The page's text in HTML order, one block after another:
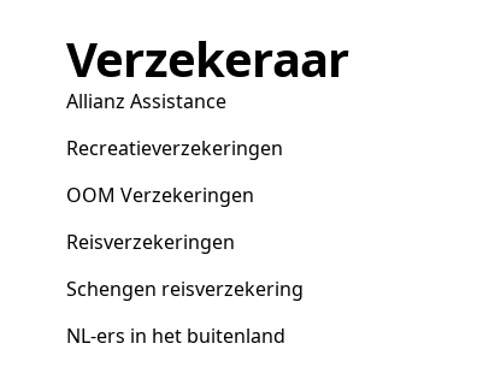
Verzekeraar
Allianz Assistance
Recreatieverzekeringen
OOM Verzekeringen
Reisverzekeringen
Schengen reisverzekering
NL-ers in het buitenland